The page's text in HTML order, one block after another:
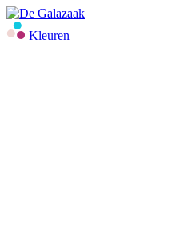
Kleuren